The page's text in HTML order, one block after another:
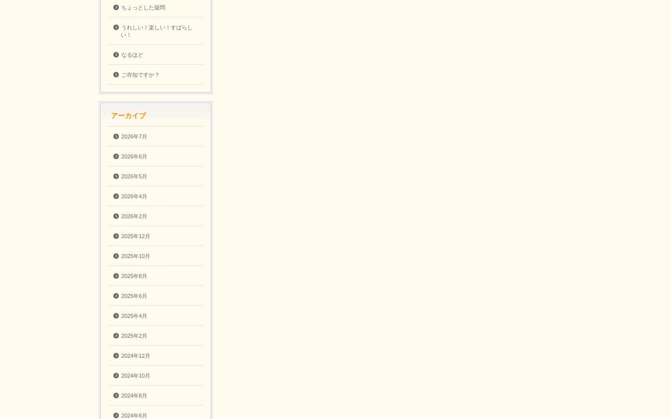
ちょっとした疑問
うれしい！楽しい！すばらし
い！
なるほど
ご存知ですか？
アーカイブ
2026年7月
2026年6月
2026年5月
2026年4月
2026年2月
2025年12月
2025年10月
2025年8月
2025年6月
2025年4月
2025年2月
2024年12月
2024年10月
2024年8月
2024年6月